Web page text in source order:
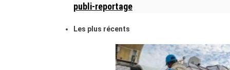
publi-reportage
Les plus récents